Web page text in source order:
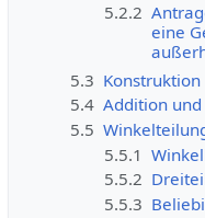
5.2.2
eine
5.3
5.4 Addition
5.5
5.5.1
5.5.2
5.5.3